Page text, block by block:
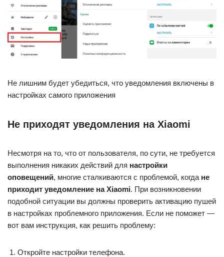
Не лишним будет убедиться, что уведомления включены в
настройках самого приложения
Не приходят уведомления на Xiaomi
Несмотря на то, что от пользователя, по сути, не требуется
выполнения никаких действий для настройки
оповещений, многие сталкиваются с проблемой, когда не
приходит уведомление на Xiaomi. При возникновении
подобной ситуации вы должны проверить активацию пушей
в настройках проблемного приложения. Если не поможет —
вот вам инструкция, как решить проблему:
Откройте настройки телефона.